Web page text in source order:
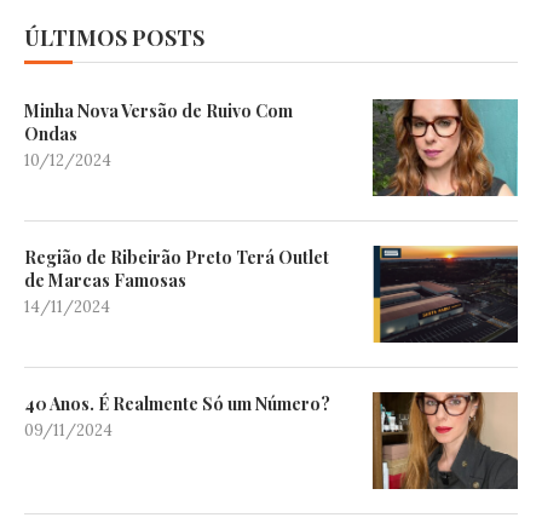
ÚLTIMOS POSTS
Minha Nova Versão de Ruivo Com
Ondas
10/12/2024
Região de Ribeirão Preto Terá Outlet
de Marcas Famosas
14/11/2024
40 Anos. É Realmente Só um Número?
09/11/2024